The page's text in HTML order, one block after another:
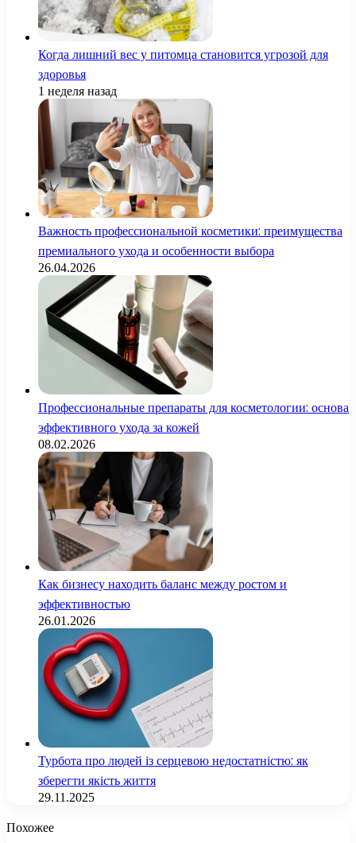
Когда лишний вес у питомца становится угрозой для
здоровья
1 неделя назад
Важность профессиональной косметики: преимущества
премиального ухода и особенности выбора
26.04.2026
Профессиональные препараты для косметологии: основа
эффективного ухода за кожей
08.02.2026
Как бизнесу находить баланс между ростом и
эффективностью
26.01.2026
Турбота про людей із серцевою недостатністю: як
зберегти якість життя
29.11.2025
Похожее